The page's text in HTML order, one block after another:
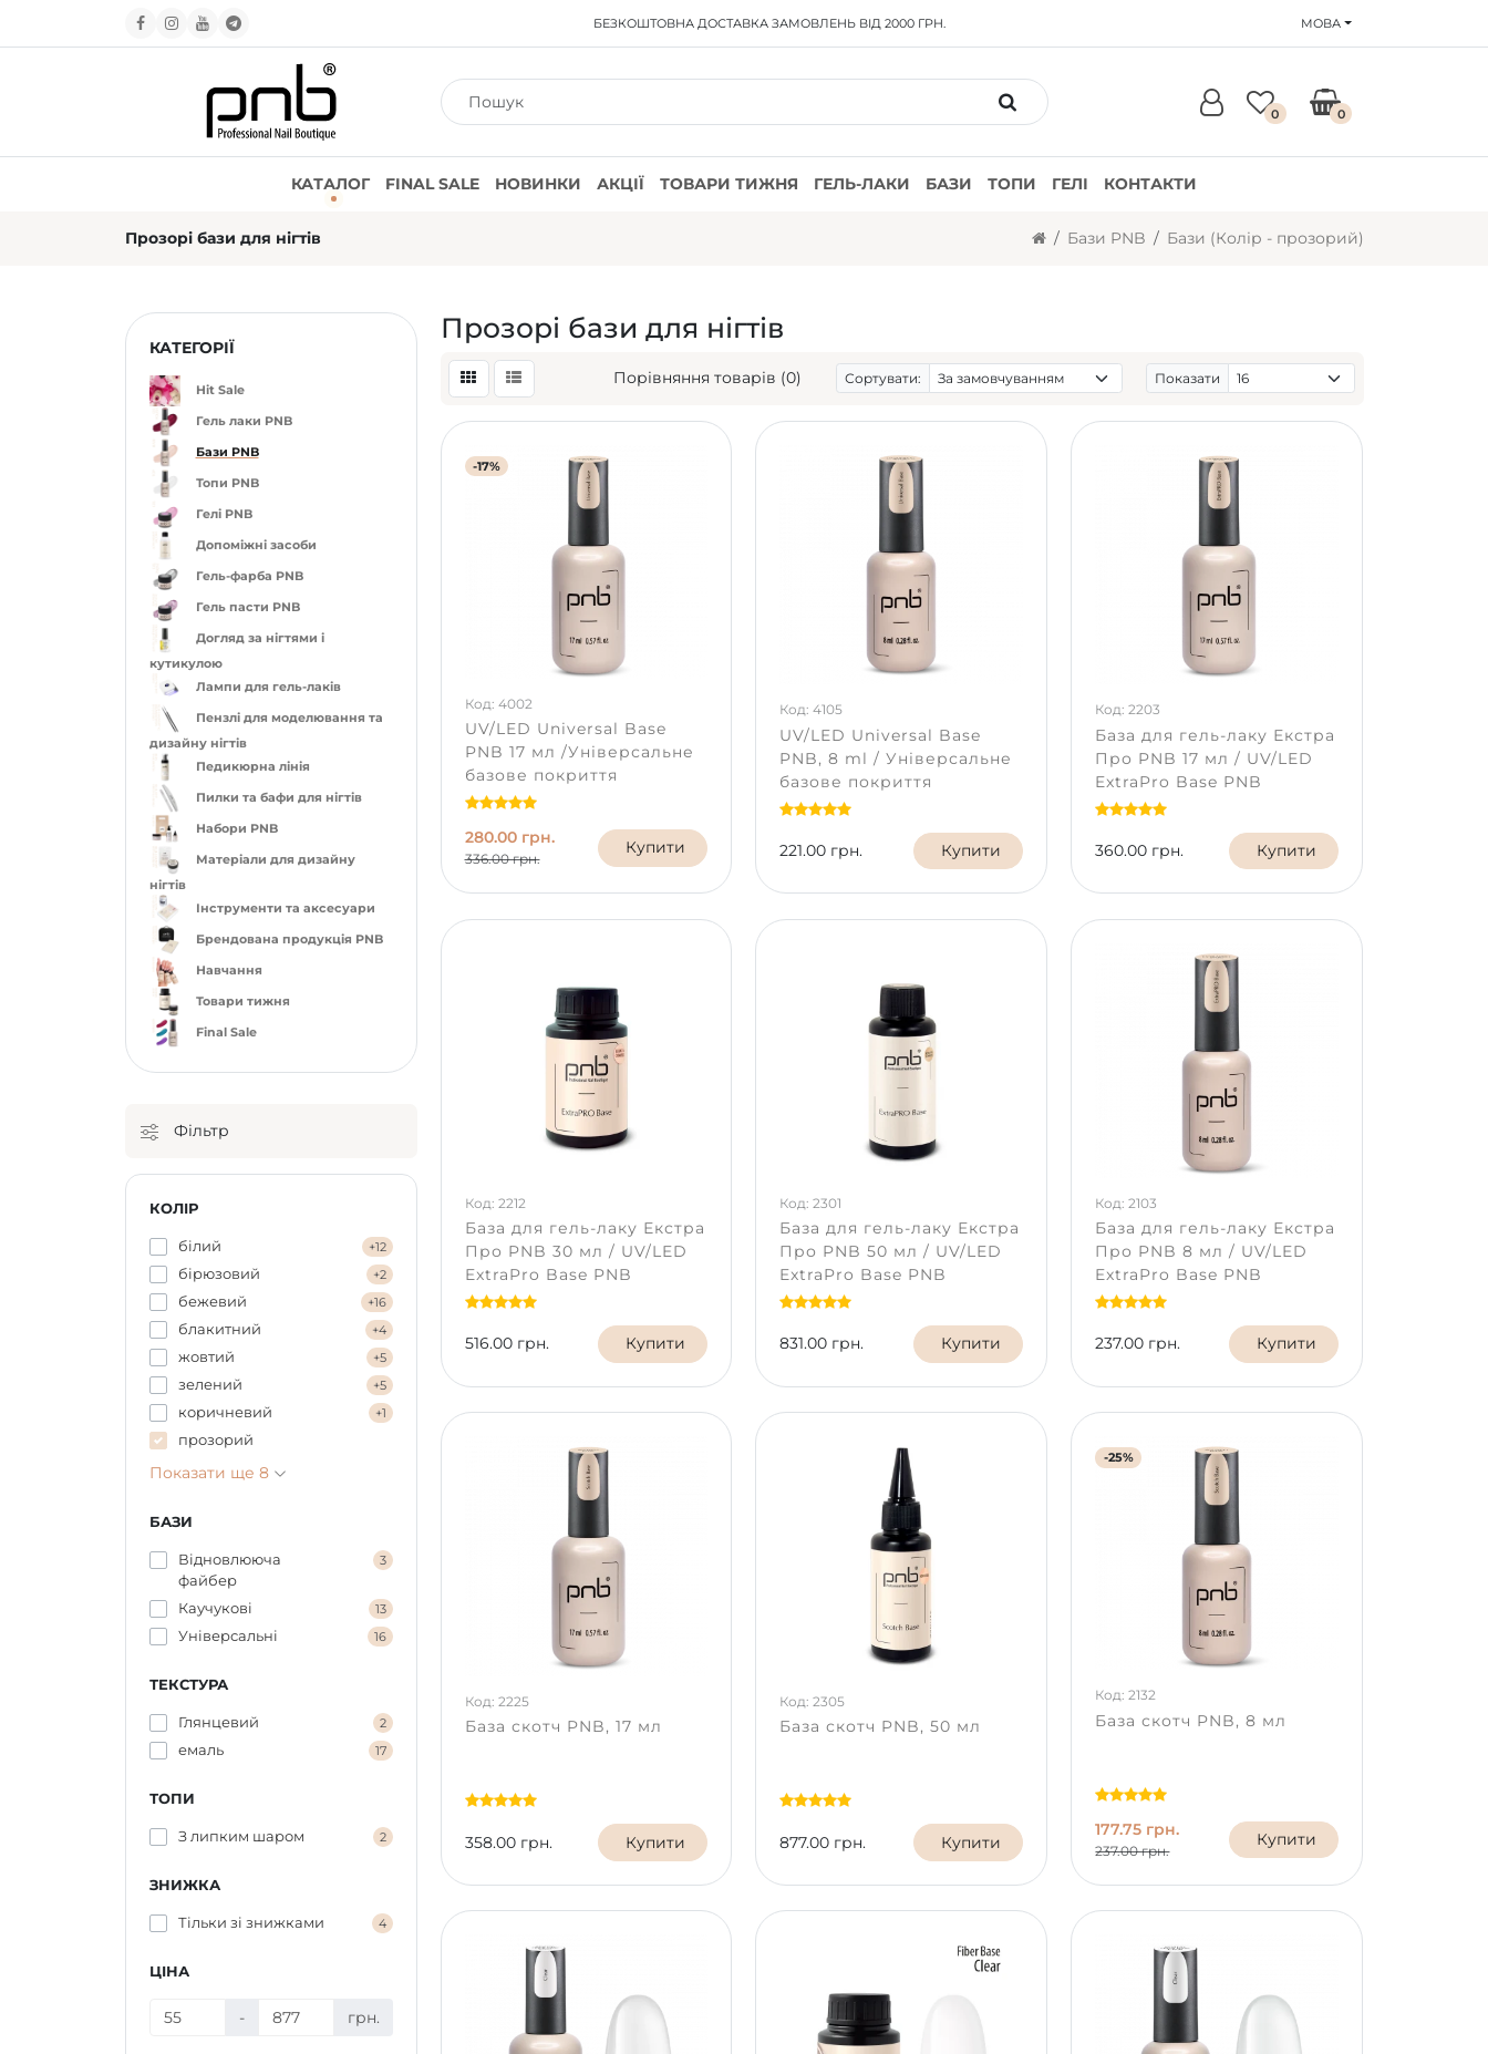
БЕЗКОШТОВНА ДОСТАВКАЗАМОВЛЕНЬ ВІД 2000 ГРН. МОВА
0 0
КАТАЛОГ FINAL SALE НОВИНКИ АКЦІЇ ТОВАРИ ТИЖНЯ ГЕЛЬ-ЛАКИ БАЗИ ТОПИ ГЕЛІ КОНТАКТИ
Прозорі бази для нігтів Бази PNB Бази (Колір - прозорий)
КАТЕГОРІЇ
Hit Sale
Гель лаки PNB
Бази PNB
Топи PNB
Гелі PNB
Допоміжні засоби
Гель-фарба PNB
Гель пасти PNB
Догляд за нігтями і
кутикулою
Лампи для гель-лаків
Пензлі для моделювання та
дизайну нігтів
Педикюрна лінія
Пилки та бафи для нігтів
Набори PNB
Матеріали для дизайну
нігтів
Інструменти та аксесуари
Брендована продукція PNB
Навчання
Товари тижня
Final Sale
Фільтр
КОЛІР
білий +12
бірюзовий +2
бежевий +16
блакитний +4
жовтий +5
зелений +5
коричневий +1
прозорий
Показати ще 8
БАЗИ
Відновлююча
файбер
3
Каучукові 13
Універсальні 16
ТЕКСТУРА
Глянцевий 2
емаль 17
ТОПИ
З липким шаром 2
ЗНИЖКА
Тільки зі знижками 4
ЦІНА
- грн.
Прозорі бази для нігтів
Порівняння товарів (0) Сортувати: Показати
-17%
Код: 4002
UV/LED Universal Base
PNB 17 мл /Універсальне
базове покриття
280.00 грн.
336.00 грн.
Купити
Код: 4105
UV/LED Universal Base
PNB, 8 ml / Універсальне
базове покриття
221.00 грн. Купити
Код: 2203
База для гель-лаку Екстра
Про PNB 17 мл / UV/LED
ExtraPro Base PNB
360.00 грн. Купити
Код: 2212
База для гель-лаку Екстра
Про PNB 30 мл / UV/LED
ExtraPro Base PNB
516.00 грн. Купити
Код: 2301
База для гель-лаку Екстра
Про PNB 50 мл / UV/LED
ExtraPro Base PNB
831.00 грн. Купити
Код: 2103
База для гель-лаку Екстра
Про PNB 8 мл / UV/LED
ExtraPro Base PNB
237.00 грн. Купити
Код: 2225
База скотч PNB, 17 мл
358.00 грн. Купити
Код: 2305
База скотч PNB, 50 мл
877.00 грн. Купити
-25%
Код: 2132
База скотч PNB, 8 мл
177.75 грн.
237.00 грн.
Купити